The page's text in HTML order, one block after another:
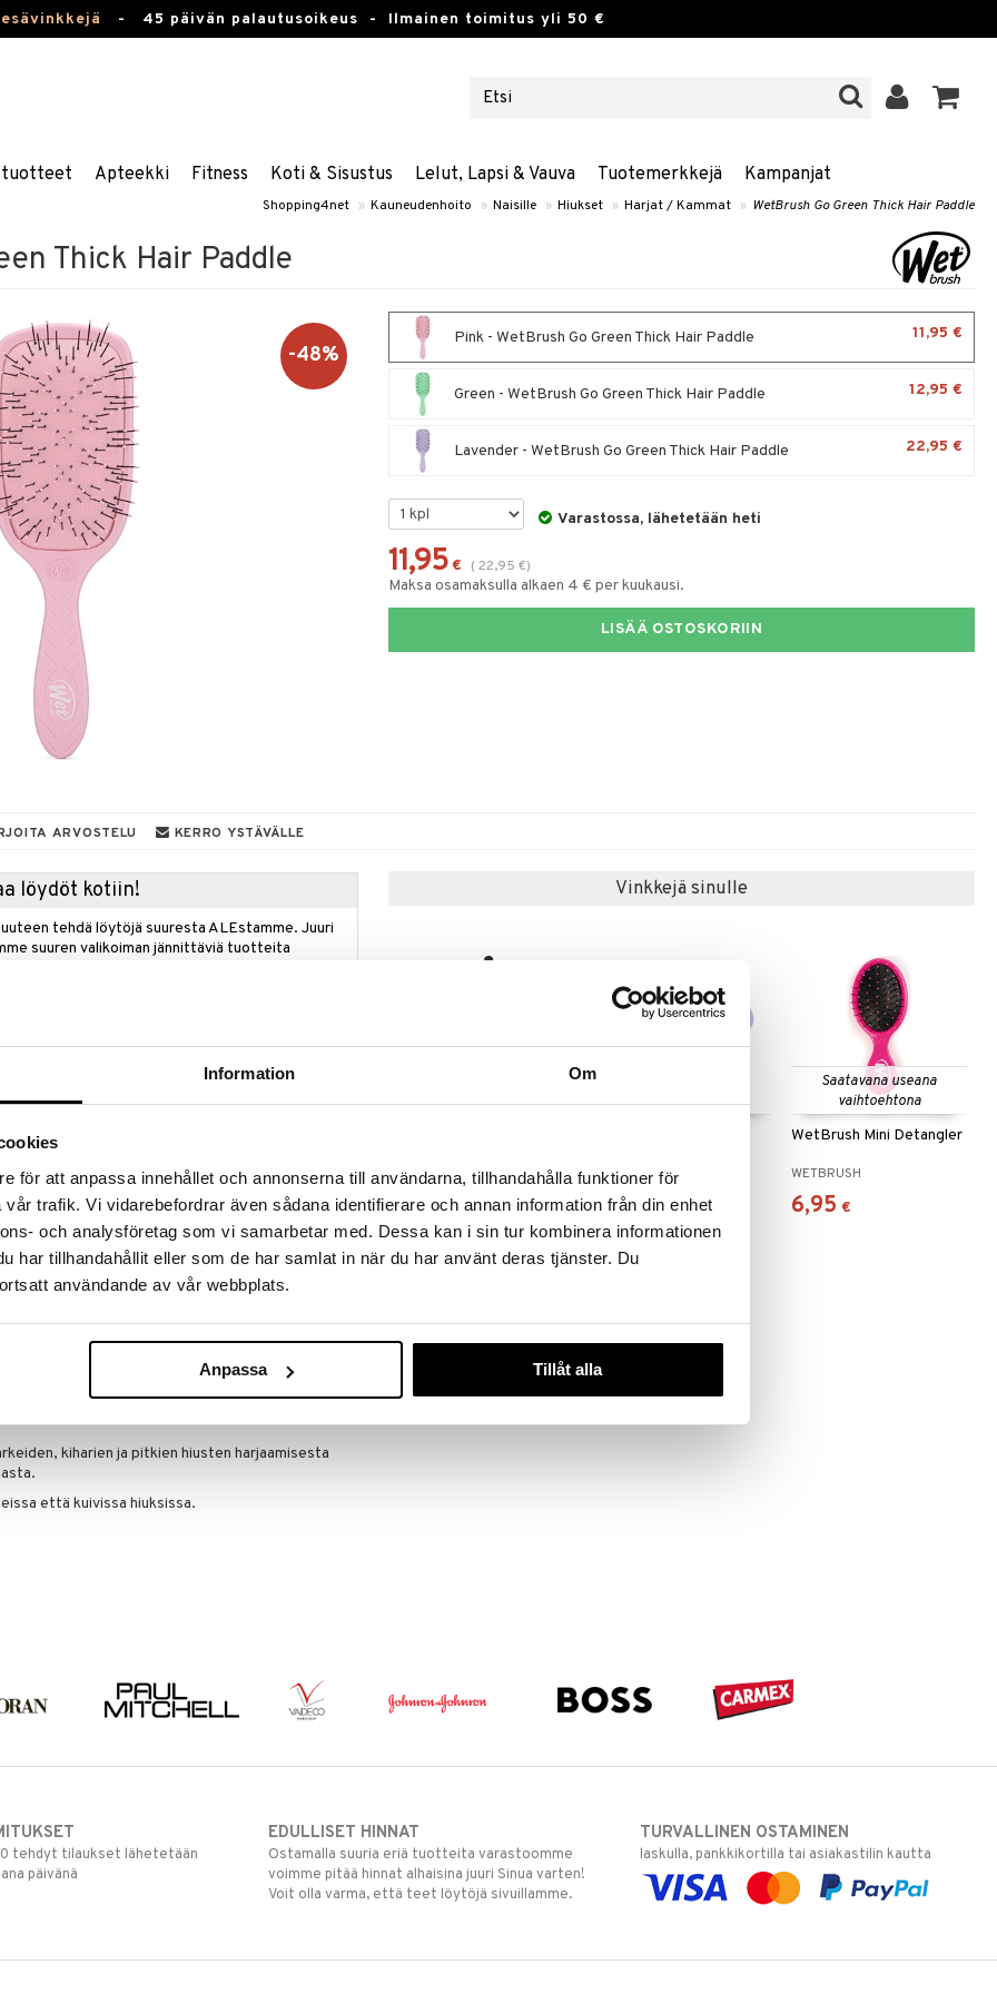
Information Om
för att anpassa innehållet och annonserna till användarna, tillhandahålla funktioner för
trafik. Vi vidarebefordrar även sådana identifierare och annan information från din enhet
och analysföretag som vi samarbetar med. Dessa kan i sin tur kombinera informationen
har tillhandahållit eller som de har samlat in när du har använt deras tjänster. Du
användande av vår webbplats.
Anpassa Tillåt alla
- 45 päivän palautusoikeus - Ilmainen toimitus yli 50 €
Apteekki Fitness Koti & Sisustus Lelut, Lapsi & Vauva Tuotemerkkejä Kampanjat
Shopping4net » Kauneudenhoito » Naisille » Hiukset » Harjat / Kammat » WetBrush Go Green Thick Hair Paddle
Thick Hair Paddle
-48%
Pink - WetBrush Go Green Thick Hair Paddle 11,95 €
Green - WetBrush Go Green Thick Hair Paddle 12,95 €
Lavender - WetBrush Go Green Thick Hair Paddle 22,95 €
Varastossa, lähetetään heti
11,95 € ( 22,95 €)
Maksa osamaksulla alkaen 4 € per kuukausi.
LISÄÄ OSTOSKORIIN
ARVOSTELU KERRO YSTÄVÄLLE
löydöt kotiin!
tehdä löytöjä suuresta ALEstamme. Juuri
suuren valikoiman jännittäviä tuotteita
ale-löydöt »
löytöä? Outletistamme löydät runsaasti
tilaisuus tehdä löytöjä, kun
varastoa riittää!
ilman kipua.
joustavat IntelliFlex®-harjakset, jotka liukuvat
nykimisen, joka aiheuttaa kulumista ja
kiharien ja pitkien hiusten harjaamisesta
että kuivissa hiuksissa.
Vinkkejä sinulle
vaihtoehtona
WETBRUSH
alk.21,95 €
WETBRUSH
18,95 €
Saatavana useana
vaihtoehtona
WetBrush Mini Detangler
WETBRUSH
6,95 €
tehdyt tilaukset lähetetään
päivänä
EDULLISET HINNAT
Ostamalla suuria eriä tuotteita varastoomme
voimme pitää hinnat alhaisina juuri Sinua varten!
Voit olla varma, että teet löytöjä sivuillamme.
TURVALLINEN OSTAMINEN
laskulla, pankkikortilla tai asiakastilin kautta